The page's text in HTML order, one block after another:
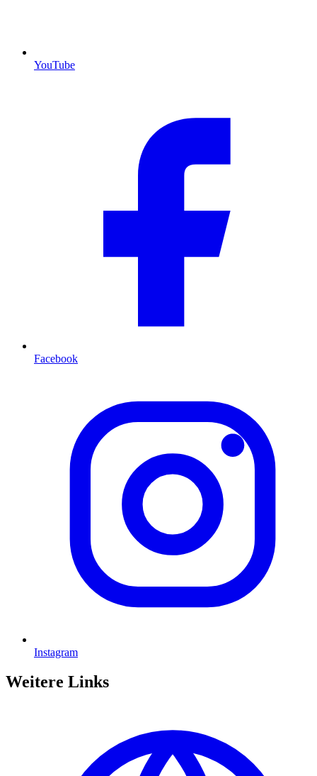
YouTube
Facebook
Instagram
Weitere Links